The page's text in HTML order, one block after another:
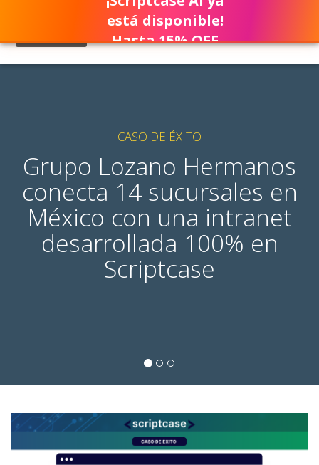
CASO DE ÉXITO
Grupo Lozano Hermanos
conecta 14 sucursales en
México con una intranet
desarrollada 100% en
Scriptcase
está disponible!
Hasta 15% OFF